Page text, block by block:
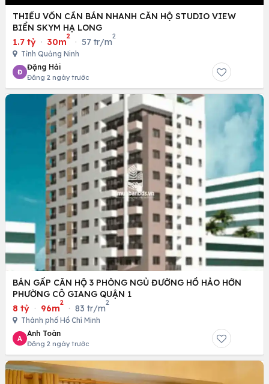
THIẾU VỐN CẦN BÁN NHANH CĂN HỘ STUDIO VIEW
BIỂN SKYM HẠ LONG
1.7 tỷ · 30m
2
· 57 tr/m
2
Tỉnh Quảng Ninh
Đ
Đặng Hải
Đăng 2 ngày trước
BÁN GẤP CĂN HỘ 3 PHÒNG NGỦ ĐƯỜNG HỒ HẢO HỚN
PHƯỜNG CÔ GIANG QUẬN 1
8 tỷ · 96m
2
· 83 tr/m
2
Thành phố Hồ Chí Minh
A
Anh Toàn
Đăng 2 ngày trước